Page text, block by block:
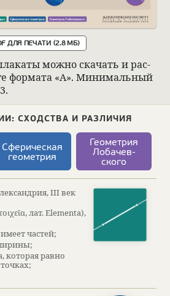
ДЛЯ ПЕЧАТИ (2.8 МБ)
можно ска­чать и рас­
формата «А». Минималь­ный
СХОД­СТВА И РАЗ­ЛИ­ЧИЯ
Сфе­ри­че­ская
геомет­рия
Геомет­рия
Лоба­чев­
ского
III век
лат. Elementa),
частей;
кото­рая равно